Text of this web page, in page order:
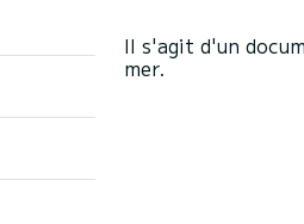
Il s'agit d'un
mer.